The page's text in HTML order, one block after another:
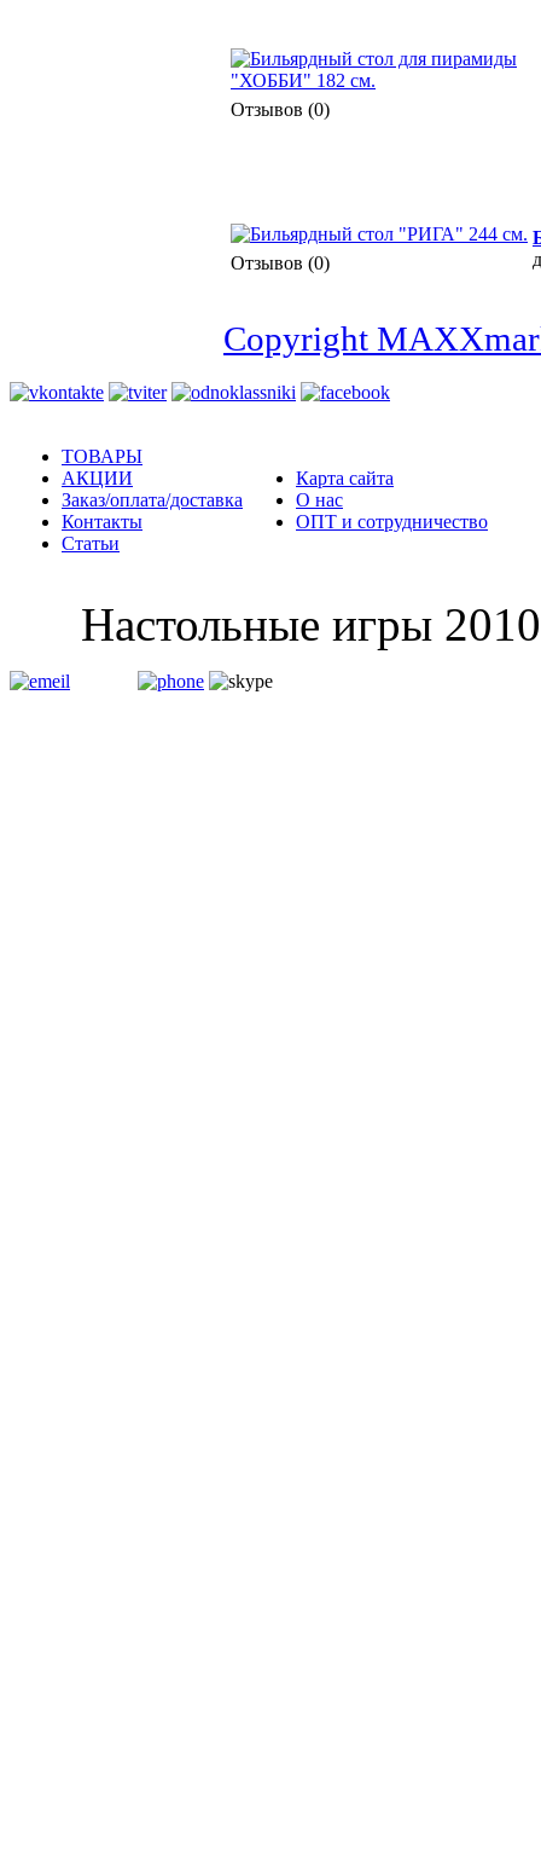
Отзывов (0)
Отзывов (0)
Copyright
ТОВАРЫ
АКЦИИ
Заказ/оплата/доставка
Контакты
Статьи
Карта сайта
О нас
ОПТ и сотрудничество
Настольные